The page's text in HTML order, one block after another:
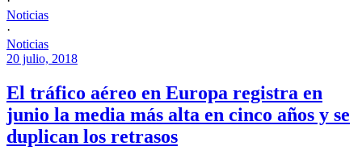
Noticias
·
Noticias
20 julio, 2018
El tráfico aéreo en Europa registra en
junio la media más alta en cinco años y se
duplican los retrasos